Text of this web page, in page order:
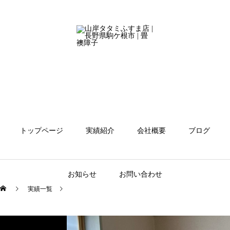
トップページ 実績紹介 会社概要 ブログ
お知らせ お問い合わせ
実績一覧